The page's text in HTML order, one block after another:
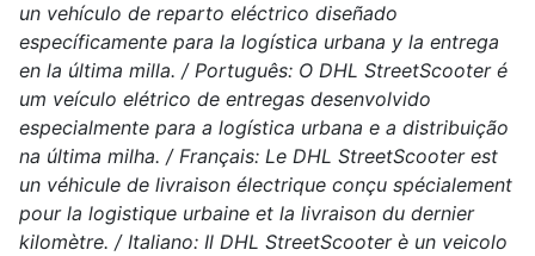
un vehículo de reparto eléctrico diseñado
específicamente para la logística urbana y la entrega
en la última milla. / Português: O DHL StreetScooter é
um veículo elétrico de entregas desenvolvido
especialmente para a logística urbana e a distribuição
na última milha. / Français: Le DHL StreetScooter est
un véhicule de livraison électrique conçu spécialement
pour la logistique urbaine et la livraison du dernier
kilomètre. / Italiano: Il DHL StreetScooter è un veicolo